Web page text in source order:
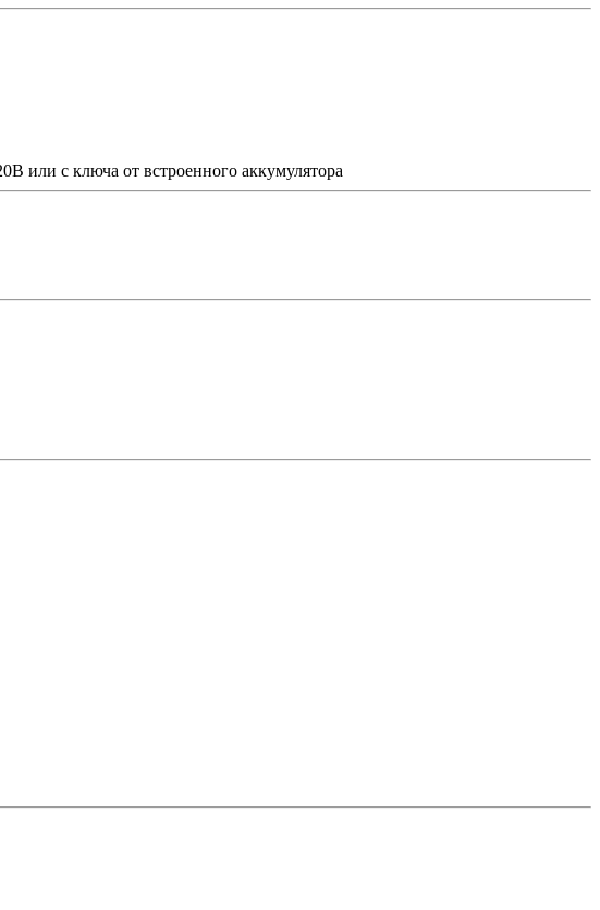
или с ключа от встроенного аккумулятора